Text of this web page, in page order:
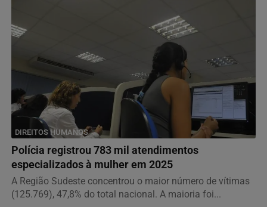
DIREITOS HUMANOS
Polícia registrou 783 mil atendimentos
especializados à mulher em 2025
A Região Sudeste concentrou o maior número de vítimas
(125.769), 47,8% do total nacional. A maioria foi...